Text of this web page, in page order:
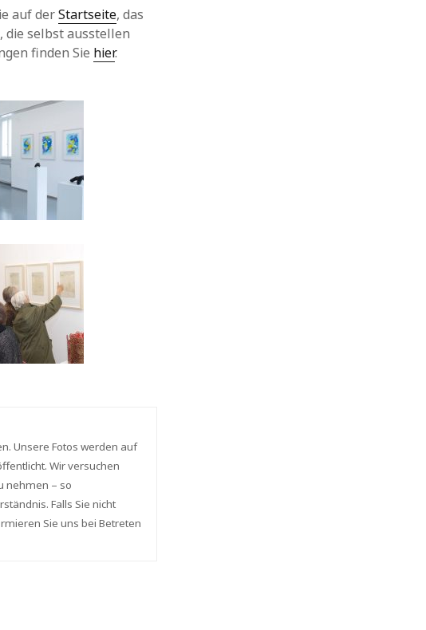
auf derStartseite, das
die selbst ausstellen
finden Sie hier.
Unsere Fotos werden auf
Wir versuchen
nehmen – so
Falls Sie nicht
Sie uns bei Betreten